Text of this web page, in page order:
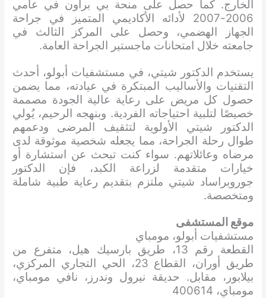
الخارج. كما حصل على منحة بي براون في عامي
2006-2007 لأدائه الأكاديمي المتميز في جراحة
الجهاز الهضمي، وحصل على المركز الثالث في
جامعته خلال امتحانات ماجستير الجراحة العامة.
يستخدم الدكتور شيتي، في مستشفيات أبولو، أحدث
التقنيات والأساليب المبتكرة في عيادته، مما يضمن
حصول كل مريض على رعاية عالية الجودة مصممة
خصيصًا لتلبية احتياجاته الفردية. وبنهجه الرحيم، يُولي
الدكتور شيتي الأولوية لتثقيف المرضى ودعمهم
طوال رحلة الجراحة، مما يجعله شخصية موثوقة لدى
مرضاه وعائلاتهم. سواء كنت تبحث عن استشارة أو
خيارات متقدمة لزراعة الكبد، فإن الدكتور
جوروبراساد شيتي ملتزم بتقديم رعاية طبية شاملة
ومتخصصة.
موقع المستشفى
مستشفيات أبولو، مومباي
القطعة رقم 13، طريق بارسيك هيل، متفرع من
طريق أوران، القطاع 23، الحي التجاري المركزي،
بيلابور، مقابل. حديقة نيرول وندرز، نافي مومباي،
مومباي، 400614